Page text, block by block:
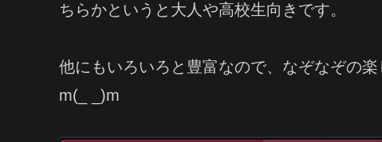
ちらかというと大人や高校生向きです。
他にもいろいろと豊富なので、なぞなぞの
m(_ _)m